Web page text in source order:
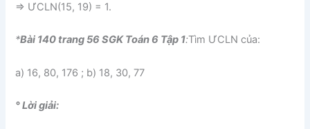
⇒ ƯCLN(15, 19) = 1.
*Bài 140 trang 56 SGK Toán 6 Tập 1:Tìm ƯCLN của:
a) 16, 80, 176 ; b) 18, 30, 77
° Lời giải: